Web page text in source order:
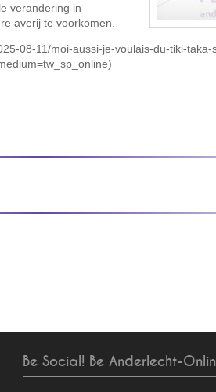
verandering in
averij te voorkomen.
08-11/moi-aussi-je-voulais-du-tiki-
Be Social! Be Anderlecht-